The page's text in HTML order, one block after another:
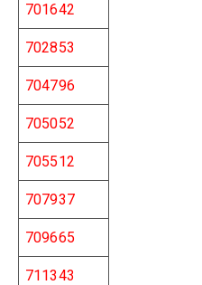
701642
702853
704796
705052
705512
707937
709665
711343